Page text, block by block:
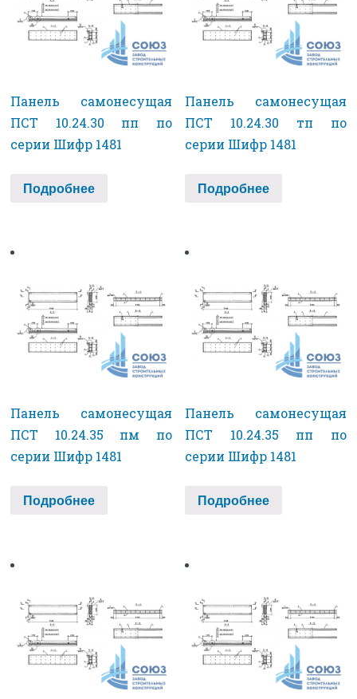
Панель самонесущая
ПСТ 10.24.30 пп по
серии Шифр 1481
Подробнее
Панель самонесущая
ПСТ 10.24.30 тп по
серии Шифр 1481
Подробнее
Панель самонесущая
ПСТ 10.24.35 пм по
серии Шифр 1481
Подробнее
Панель самонесущая
ПСТ 10.24.35 пп по
серии Шифр 1481
Подробнее